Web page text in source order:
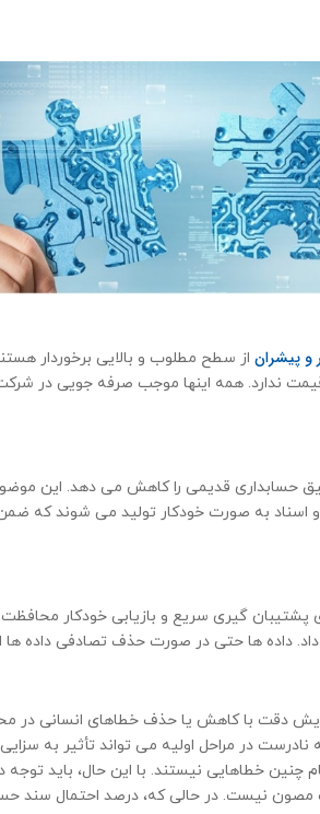
و پیشران از سطح مطلوب و بالایی برخوردار
ندارد. همه اینها موجب صرفه جویی در
حسابداری قدیمی را کاهش می دهد. این
و اسناد به صورت خودكار تولید می شوند كه
پشتیبان گیری سریع و بازیابی خودکار
داده ها حتی در صورت حذف تصادفی داده ها
دقت با کاهش یا حذف خطاهای انسانی در
در مراحل اولیه می تواند تأثیر به
چنین خطاهایی نیستند. با این حال، باید
مصون نیست. در حالی که، درصد احتمال سند